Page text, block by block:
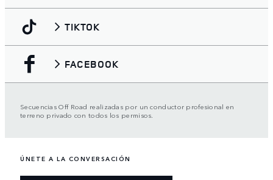
TIKTOK
FACEBOOK
Secuencias Off Road realizadas por un conductor profesional en
terreno privado con todos los permisos.
ÚNETE A LA CONVERSACIÓN